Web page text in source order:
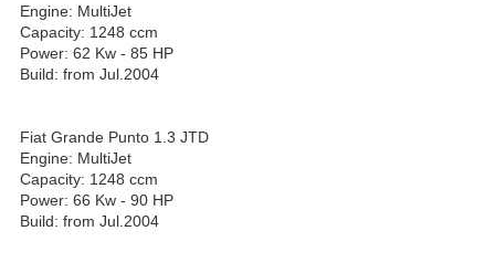
Engine: MultiJet
Capacity: 1248 ccm
Power: 62 Kw - 85 HP
Build: from Jul.2004
Fiat Grande Punto 1.3 JTD
Engine: MultiJet
Capacity: 1248 ccm
Power: 66 Kw - 90 HP
Build: from Jul.2004